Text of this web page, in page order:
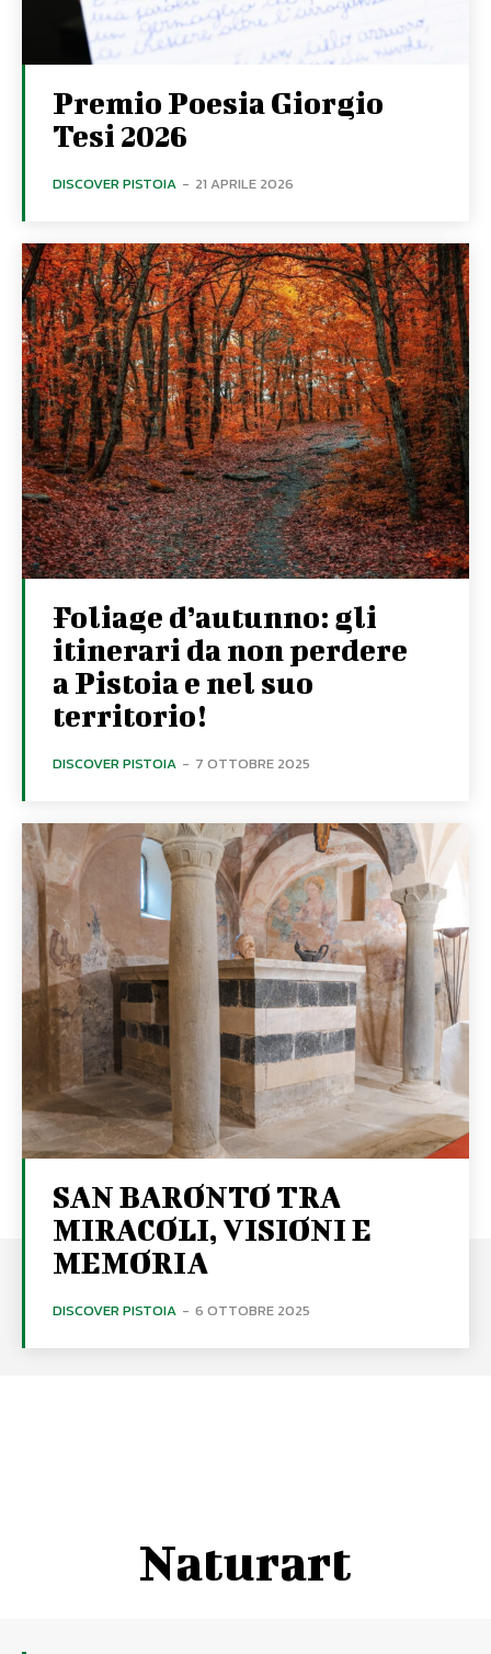
Premio Poesia Giorgio
Tesi 2026
DISCOVER PISTOIA - 21 APRILE 2026
Foliage d’autunno: gli
itinerari da non perdere
a Pistoia e nel suo
territorio!
DISCOVER PISTOIA - 7 OTTOBRE 2025
SAN BARONTO TRA
MIRACOLI, VISIONI E
MEMORIA
DISCOVER PISTOIA - 6 OTTOBRE 2025
Naturart